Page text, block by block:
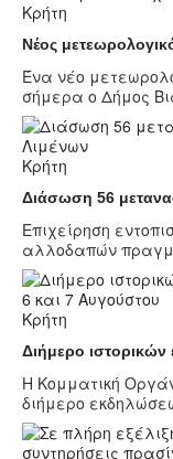
Κρήτη
Νέος
Ένα νέο
σήμερα ο Δήμος
Κρήτη
Διάσωση 56
Επιχείρηση
αλλοδαπών
Κρήτη
Διήμερο
Η Κομματική
διήμερο